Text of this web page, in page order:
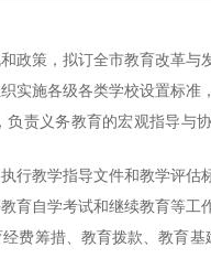
政策，拟订全市教育改革与
实施各级各类学校设置标
负责义务教育的宏观指导
行教学指导文件和教学评估
育自学考试和继续教育等
费筹措、教育拨款、教育